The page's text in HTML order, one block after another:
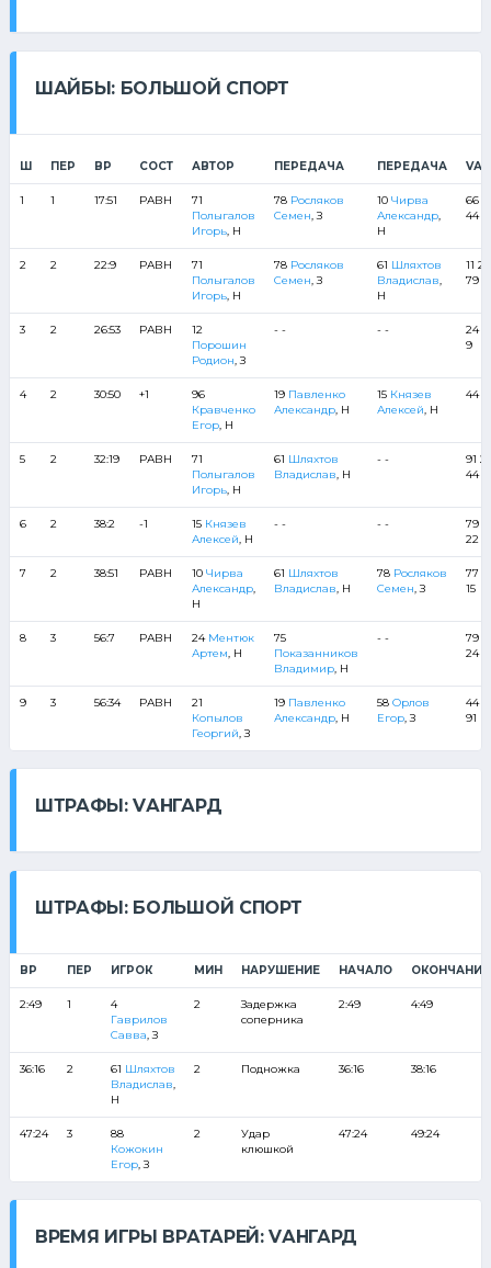
ШАЙБЫ: БОЛЬШОЙ СПОРТ
Ш ПЕР ВР СОСТ АВТОР ПЕРЕДАЧА ПЕРЕДАЧА
1 1 17:51 РАВН
71
Полыгалов
Игорь, Н
78 Росляков
Семен, З
10 Чирва
Александр,
Н
66
44
2 2 22:9 РАВН
71
Полыгалов
Игорь, Н
78 Росляков
Семен, З
61 Шляхтов
Владислав,
Н
11
79
3 2 26:53 РАВН
12
Порошин
Родион, З
- - - -
24
9
4 2 30:50 +1
96
Кравченко
Егор, Н
19 Павленко
Александр, Н
15 Князев
Алексей, Н
44
5 2 32:19 РАВН
71
Полыгалов
Игорь, Н
61 Шляхтов
Владислав, Н
- -
91
44
6 2 38:2 -1 15 Князев
Алексей, Н
- - - -
79
22
7 2 38:51 РАВН 10 Чирва
Александр,
Н
61 Шляхтов
Владислав, Н
78 Росляков
Семен, З
77 6
15
8 3 56:7 РАВН 24 Ментюк
Артем, Н
75
Показанников
Владимир, Н
- -
79
24
9 3 56:34 РАВН
21
Копылов
Георгий, З
19 Павленко
Александр, Н
58 Орлов
Егор, З
44
91
ШТРАФЫ: VАНГАРД
ШТРАФЫ: БОЛЬШОЙ СПОРТ
ВР ПЕР ИГРОК МИН НАРУШЕНИЕ НАЧАЛО ОКОНЧАНИЕ
2:49 1
4
Гаврилов
Савва, З
2
Задержка
соперника
2:49 4:49
36:16 2 61 Шляхтов
Владислав,
Н
2 Подножка 36:16 38:16
47:24 3
88
Кожокин
Егор, З
2
Удар
клюшкой
47:24 49:24
ВРЕМЯ ИГРЫ ВРАТАРЕЙ: VАНГАРД